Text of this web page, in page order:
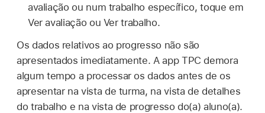
avaliação ou num trabalho específico, toque em
Ver avaliação ou Ver trabalho.
Os dados relativos ao progresso não são
apresentados imediatamente. A app TPC demora
algum tempo a processar os dados antes de os
apresentar na vista de turma, na vista de detalhes
do trabalho e na vista de progresso do(a) aluno(a).